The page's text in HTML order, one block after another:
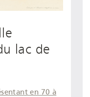
lac de
en 70 à